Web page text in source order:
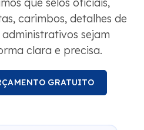
carimbos, detalhes de
sejam
clara e precisa.
GRATUITO